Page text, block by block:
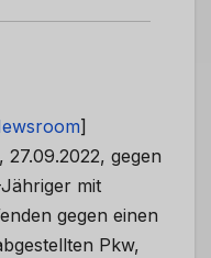
]
27.09.2022, gegen
mit
gegen einen
Pkw,